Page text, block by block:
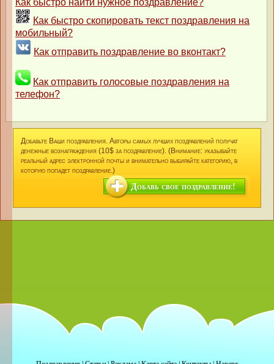
Как быстро найти нужное поздравление?
Как быстро скопировать текст поздравления на
мобильный?
Как отправить поздравление во вконтакт?
Как отправить голосовые поздравления на
телефон?
Добавьте Ваши поздравления. Авторы самых лучших поздравлений получат
денежные вознаграждения (10$ за поздравление). (Внимание: указывайте
реальный адрес электронной почты и внимательно выбирайте категорию, в
которую попадет поздравление.)
Добавь свое поздравление!